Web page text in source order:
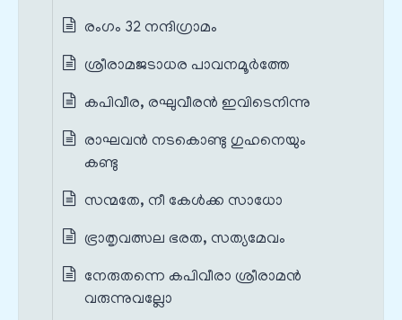
രംഗം 32 നന്ദിഗ്രാമം
ശ്രീരാമജടാധര പാവനമൂർത്തേ
കപിവീര, രഘുവീരൻ ഇവിടെനിന്നു
രാഘവൻ നടകൊണ്ടു ഗുഹനെയും
കണ്ടു
സന്മതേ, നീ കേൾക്ക സാധോ
ഭ്രാതൃവത്സല ഭരത, സത്യമേവം
നേരുതന്നെ കപിവീരാ ശ്രീരാമൻ
വരുന്നുവല്ലോ